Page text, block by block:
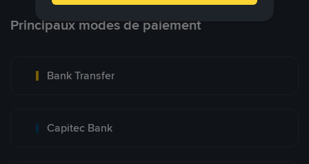
Principaux modes de paiement
Bank Transfer
Capitec Bank